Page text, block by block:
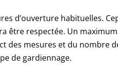
d’ouverture habituelles.
être respectée. Un
des mesures et du nombre
de gardiennage.